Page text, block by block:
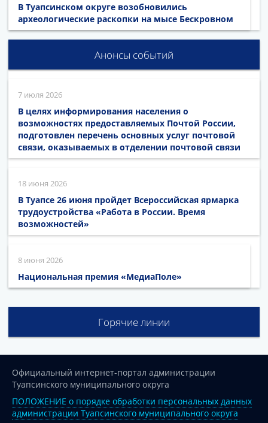
В Туапсинском округе возобновились
археологические раскопки на мысе Бескровном
Анонсы событий
7 июля 2026
В целях информирования населения о
возможностях предоставляемых Почтой России,
подготовлен перечень основных услуг почтовой
связи, оказываемых в отделении почтовой связи
18 июня 2026
В Туапсе 26 июня пройдет Всероссийская ярмарка
трудоустройства «Работа в России. Время
возможностей»
8 июня 2026
Национальная премия «МедиаПоле»
Горячие линии
Официальный интернет-портал администрации
Туапсинского муниципального округа
ПОЛОЖЕНИЕ о порядке обработки персональных данных
администрации Туапсинского муниципального округа